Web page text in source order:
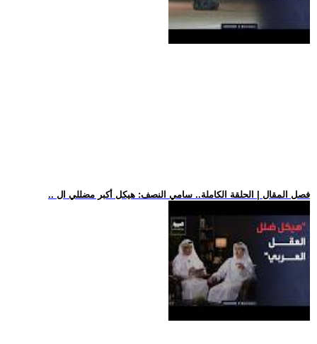
.. فصل المقال | الحلقة الكاملة.. سامي النصف: هيكل أكبر مضللي ال